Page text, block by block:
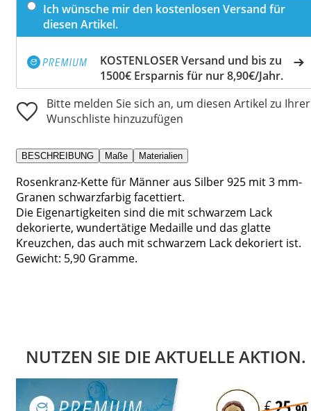
Ich wünsche mir den kostenlosen Versand für
diesen Artikel.
KOSTENLOSER Versand und bis zu
1500€ Ersparnis für nur 8,90€/Jahr.
Bitte melden Sie sich an, um diesen Artikel zu Ihrer
Wunschliste hinzuzufügen
BESCHREIBUNG Maße Materialien
Rosenkranz-Kette für Männer aus Silber 925 mit 3 mm-
Granen schwarzfarbig facettiert.
Die Eigenartigkeiten sind die mit schwarzem Lack
dekorierte, wundertätige Medaille und das glatte
Kreuzchen, das auch mit schwarzem Lack dekoriert ist.
Gewicht: 5,90 Gramme.
NUTZEN SIE DIE AKTUELLE AKTION.